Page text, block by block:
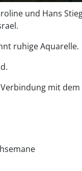
und Hans
ruhige Aquarelle.
mit